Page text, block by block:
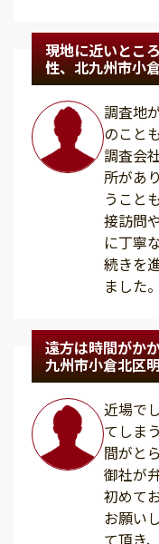
現地に近いとこ
性、北九州市小
調査地
のこと
調査会
所があ
うこと
接訪問
に丁寧
続きを
ました。
遠方は時間がか
九州市小倉北区
近場で
てしま
間がと
御社が
初めて
お願い
て頂き